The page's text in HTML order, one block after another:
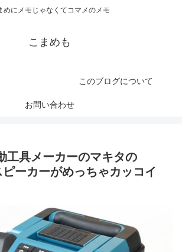
めにメモじゃなくてコマメのメモ
こまめも
このブログについて
お問い合わせ
工具メーカーのマキタの
ーカーがめっちゃカッコイ